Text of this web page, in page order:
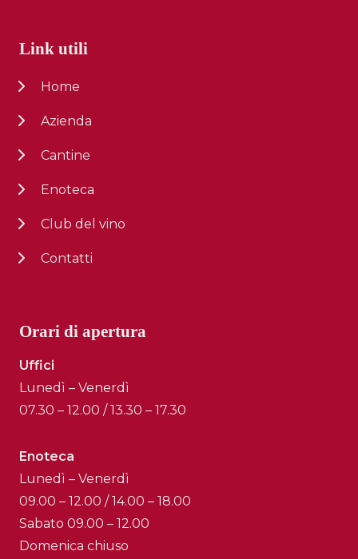
Link utili
Home
Azienda
Cantine
Enoteca
Club del vino
Contatti
Orari di apertura
Uffici
Lunedì – Venerdì
07.30 – 12.00 / 13.30 – 17.30
Enoteca
Lunedì – Venerdì
09.00 – 12.00 / 14.00 – 18.00
Sabato 09.00 – 12.00
Domenica chiuso